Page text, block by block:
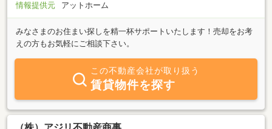
情報提供元
アットホーム
みなさまのお住まい探しを精一杯サポートいたします！売却をお考
えの方もお気軽にご相談下さい。
この不動産会社が取り扱う
賃貸物件を探す